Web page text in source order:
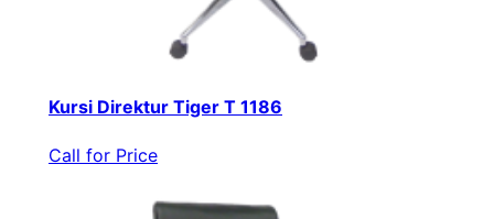
Kursi Direktur Tiger T 1186
Call for Price